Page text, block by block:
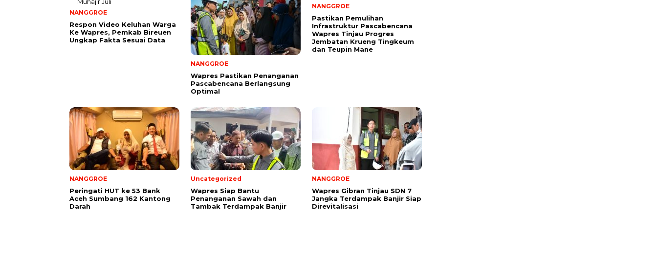
NANGGROE
Respon Video Keluhan Warga
Ke Wapres, Pemkab Bireuen
Ungkap Fakta Sesuai Data
NANGGROE
Wapres Pastikan Penanganan
Pascabencana Berlangsung
Optimal
NANGGROE
Pastikan Pemulihan
Infrastruktur Pascabencana
Wapres Tinjau Progres
Jembatan Krueng Tingkeum
dan Teupin Mane
NANGGROE
Peringati HUT ke 53 Bank
Aceh Sumbang 162 Kantong
Darah
Uncategorized
Wapres Siap Bantu
Penanganan Sawah dan
Tambak Terdampak Banjir
NANGGROE
Wapres Gibran Tinjau SDN 7
Jangka Terdampak Banjir Siap
Direvitalisasi